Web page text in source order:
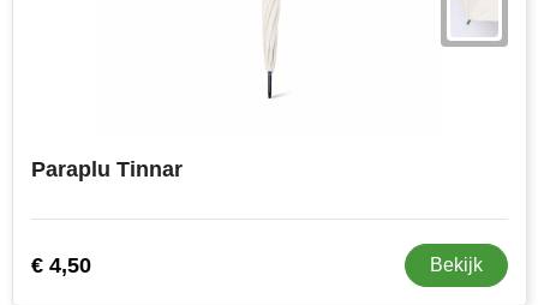
Paraplu Tinnar
€ 4,50 Bekijk